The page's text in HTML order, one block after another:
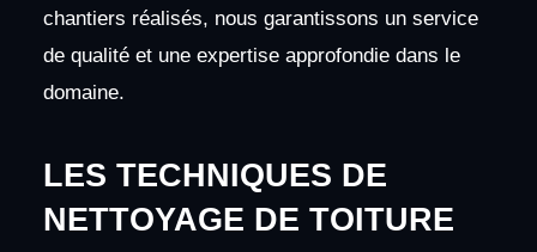
chantiers réalisés, nous garantissons un service
de qualité et une expertise approfondie dans le
domaine.
LES TECHNIQUES DE
NETTOYAGE DE TOITURE